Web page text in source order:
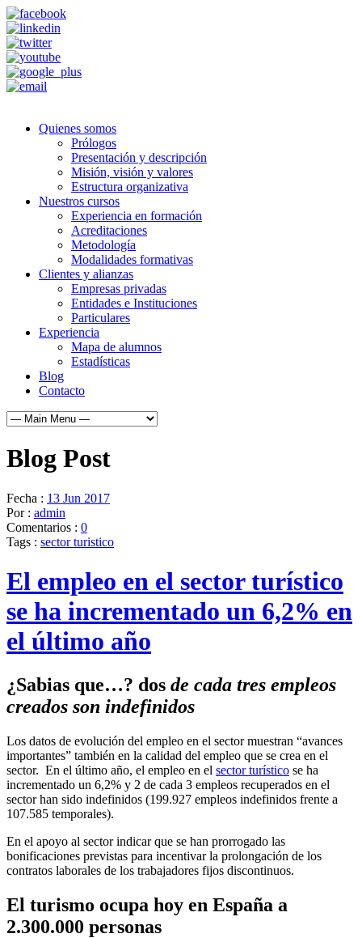
Quienes somos
Prólogos
Presentación y descripción
Misión, visión y valores
Estructura organizativa
Nuestros cursos
Experiencia en formación
Acreditaciones
Metodología
Modalidades formativas
Clientes y alianzas
Empresas privadas
Entidades e Instituciones
Particulares
Experiencia
Mapa de alumnos
Estadísticas
Blog
Contacto
Blog Post
Fecha : 13 Jun 2017
Por : admin
Comentarios : 0
Tags : sector turistico
El empleo en el sector turístico
se ha incrementado un 6,2% en
el último año
¿Sabias que…? dos de cada tres empleos
creados son indefinidos
Los datos de evolución del empleo en el sector muestran “avances
importantes” también en la calidad del empleo que se crea en el
sector. En el último año, el empleo en el sector turístico se ha
incrementado un 6,2% y 2 de cada 3 empleos recuperados en el
sector han sido indefinidos (199.927 empleos indefinidos frente a
107.585 temporales).
En el apoyo al sector indicar que se han prorrogado las
bonificaciones previstas para incentivar la prolongación de los
contratos laborales de los trabajadores fijos discontinuos.
El turismo ocupa hoy en España a
2.300.000 personas